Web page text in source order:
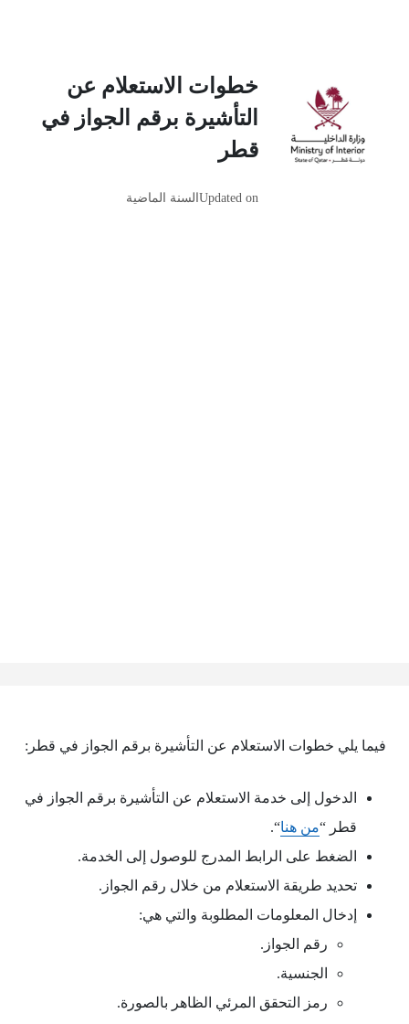
خطوات الاستعلام عن
التأشيرة برقم الجواز في
قطر
Updated onالسنة الماضية
فيما يلي خطوات الاستعلام عن التأشيرة برقم الجواز في قطر:
الدخول إلى خدمة الاستعلام عن التأشيرة برقم الجواز في
قطر “من هنا“.
الضغط على الرابط المدرج للوصول إلى الخدمة.
تحديد طريقة الاستعلام من خلال رقم الجواز.
إدخال المعلومات المطلوبة والتي هي:
رقم الجواز.
الجنسية.
رمز التحقق المرئي الظاهر بالصورة.